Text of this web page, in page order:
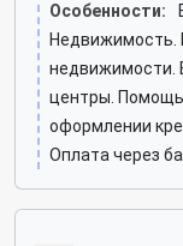
Особенности:
Недвижимость.
недвижимости.
центры.
оформлении
Оплата через